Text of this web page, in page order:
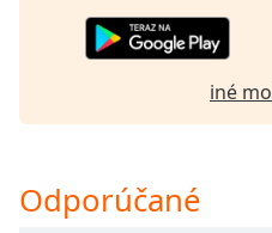
Text
iné
Odporúčané